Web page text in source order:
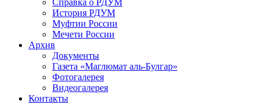
Справка о РДУМ
История РДУМ
Муфтии России
Мечети России
Архив
Документы
Газета «Маглюмат аль-Булгар»
Фотогалерея
Видеогалерея
Контакты